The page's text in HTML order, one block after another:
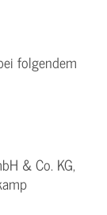
folgendem
& Co. KG,